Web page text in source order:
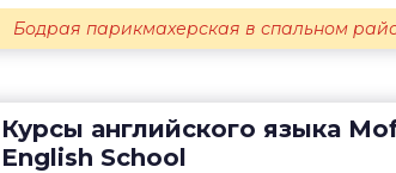
Бодрая парикмахерская в спальном
Курсы английского языка
English School